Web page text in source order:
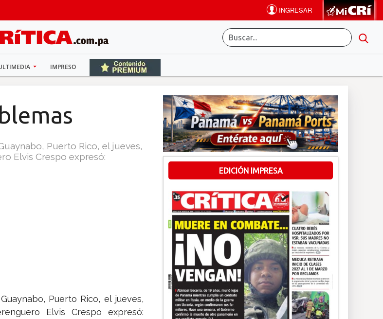
IMPRESO
Puerto Rico, el jueves,
Elvis Crespo expresó:
Puerto Rico, el jueves,
Elvis Crespo expresó:
EDICIÓN IMPRESA